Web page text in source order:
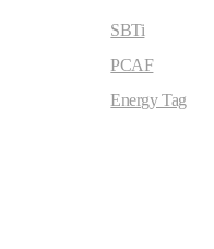
SBTi
PCAF
Energy Tag